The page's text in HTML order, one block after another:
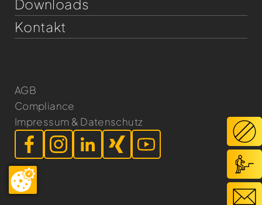
Downloads
Kontakt
AGB
Compliance
Impressum & Datenschutz